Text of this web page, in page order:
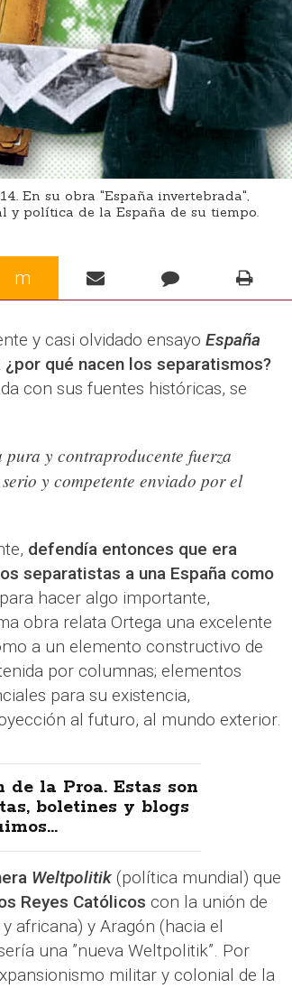
En su obra "España invertebrada",
y política de la España de su tiempo.
m
y casi olvidado ensayo España
qué nacen los separatismos?
con sus fuentes históricas, se
y contraproducente fuerza
y competente enviado por el
defendía entonces que era
separatistas a una España como
hacer algo importante,
obra relata Ortega una excelente
a un elemento constructivo de
por columnas; elementos
para su existencia,
al futuro, al mundo exterior.
de la Proa. Estas son
boletines y blogs
Weltpolitik (política mundial) que
Reyes Católicos con la unión de
africana) y Aragón (hacia el
una ”nueva Weltpolitik”. Por
militar y colonial de la